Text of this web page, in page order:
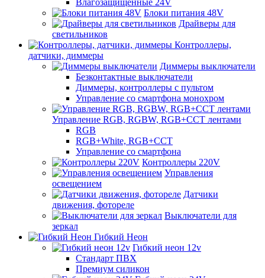
Блоки питания 48V
Драйверы для
светильников
Контроллеры,
датчики, диммеры
Диммеры выключатели
Безконтактные выключатели
Диммеры, контроллеры с пультом
Управление со смартфона монохром
Управление RGB, RGBW, RGB+CCT лентами
RGB
RGB+White, RGB+CCT
Управление со смартфона
Контроллеры 220V
Управления
освещением
Датчики
движения, фотореле
Выключатели для
зеркал
Гибкий Неон
Гибкий неон 12v
Стандарт ПВХ
Премиум силикон